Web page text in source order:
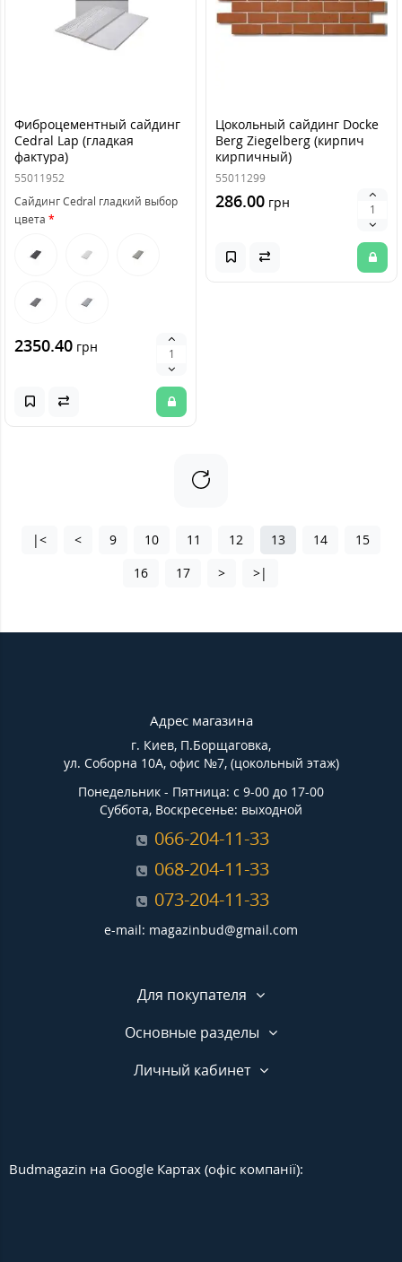
Фиброцементный сайдинг
Cedral Lap (гладкая
фактура)
55011952
Сайдинг Cedral гладкий выбор
цвета
2350.40 грн
Цокольный сайдинг Docke
Berg Ziegelberg (кирпич
кирпичный)
55011299
286.00 грн
|< < 9 10 11 12 13 14
15
16
17 > >|
Адрес магазина
г. Киев, П.Борщаговка,
ул. Соборна 10А, офис №7, (цокольный этаж)
Понедельник - Пятница: с 9-00 до 17-00
Суббота, Воскресенье: выходной
066-204-11-33
068-204-11-33
073-204-11-33
e-mail: magazinbud@gmail.com
Для покупателя
Основные разделы
Личный кабинет
Budmagazin на Google Картах (офіс компанії):